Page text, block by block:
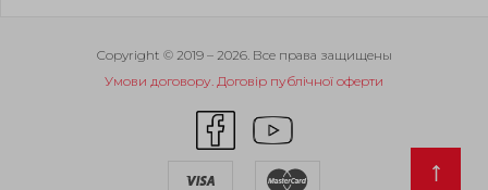
Copyright © 2019 – 2026. Все права защищены
Умови договору. Договір публічної оферти